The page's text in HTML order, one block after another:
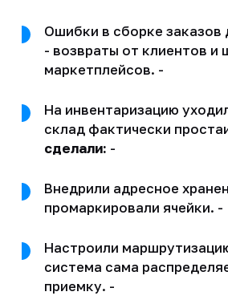
Ошибки в сборке заказов
- возвраты от клиентов и
маркетплейсов. -
На инвентаризацию
склад фактически
сделали: -
Внедрили адресное
промаркировали ячейки. -
Настроили
система сама
приемку. -